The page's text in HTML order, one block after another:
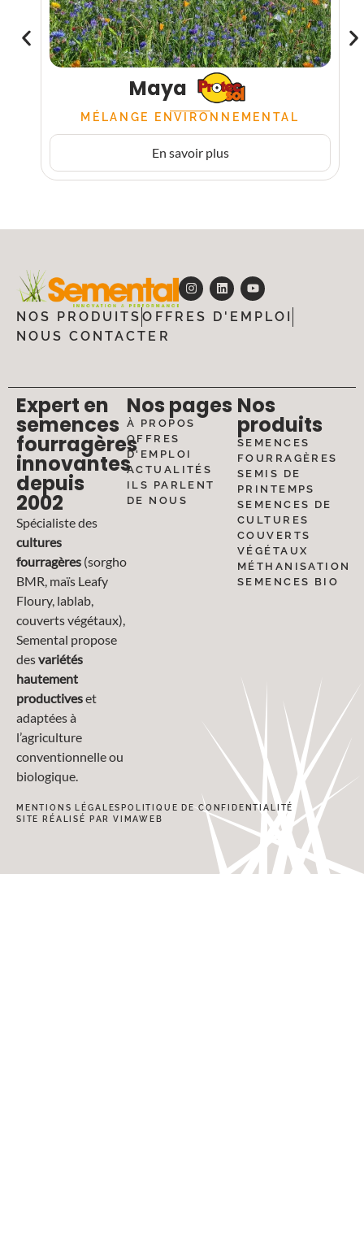
Maya
MÉLANGE ENVIRONNEMENTAL
En savoir plus
NOS PRODUITS OFFRES D'EMPLOI
NOUS CONTACTER
Expert en
semences
fourragères
innovantes
depuis
2002
Spécialiste des
cultures
fourragères (sorgho
BMR, maïs Leafy
Floury, lablab,
couverts végétaux),
Semental propose
desvariétés
hautement
productiveset
adaptées à
l’agriculture
conventionnelle ou
biologique.
Nos pages
À PROPOS
OFFRES
D'EMPLOI
ACTUALITÉS
ILS PARLENT
DE NOUS
Nos
produits
SEMENCES
FOURRAGÈRES
SEMIS DE
PRINTEMPS
SEMENCES DE
CULTURES
COUVERTS
VÉGÉTAUX
MÉTHANISATION
SEMENCES BIO
MENTIONS LÉGALES POLITIQUE DE CONFIDENTIALITÉ
SITE RÉALISÉ PAR VIMAWEB